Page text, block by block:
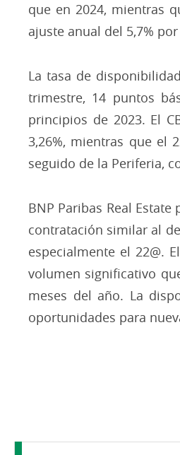
que en 2024, mientras
ajuste anual del 5,7%
​La tasa de
trimestre, 14 puntos
principios de 2023. El
3,26%, mientras que el
seguido de la Periferia,
​BNP Paribas Real
contratación similar al
especialmente el 22@.
volumen significativo
meses del año. La
oportunidades para